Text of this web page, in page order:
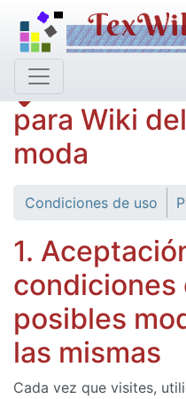
para Wiki
moda
Condiciones de uso
1.
condiciones
posibles
las mismas
Cada vez que visites,